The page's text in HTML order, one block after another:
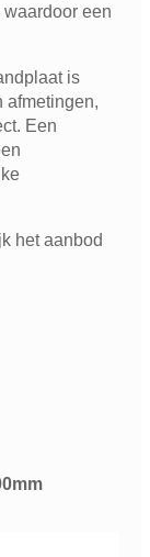
een
is
afmetingen,
Een
het aanbod